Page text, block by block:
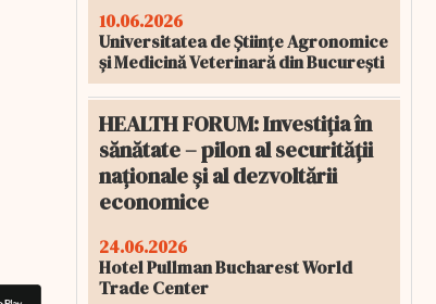
10.06.2026
Universitatea de Științe Agronomice
și Medicină Veterinară din București
HEALTH FORUM: Investiția în
sănătate – pilon al securității
naționale și al dezvoltării
economice
24.06.2026
Hotel Pullman Bucharest World
Trade Center